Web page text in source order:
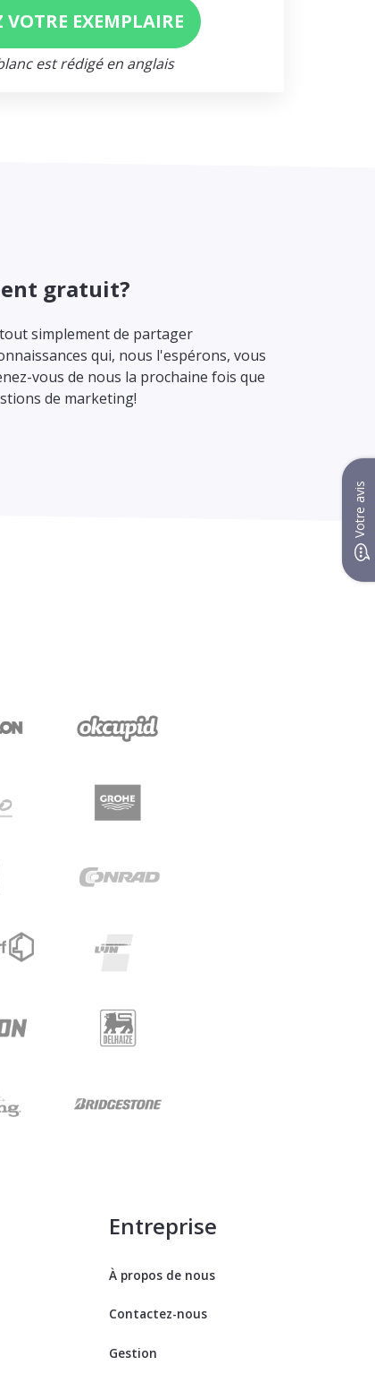
est rédigé en anglais
gratuit?
simplement de partager
qui, nous l'espérons, vous
vous de nous la prochaine fois que
de marketing!
Entreprise
À propos de nous
Contactez-nous
Gestion
Votre avis